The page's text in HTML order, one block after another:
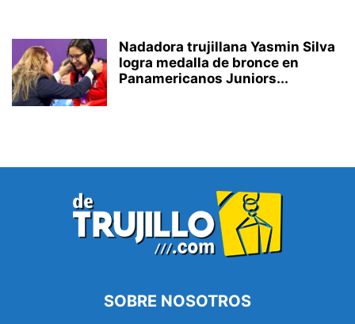
Nadadora trujillana Yasmin Silva
logra medalla de bronce en
Panamericanos Juniors...
SOBRE NOSOTROS